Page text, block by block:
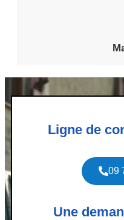
Ligne de
09
Une